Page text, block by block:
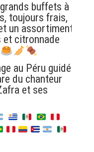
buffets à
toujours frais,
un assortiment de
et citronnade
au Péru guidés
du chanteur
et ses